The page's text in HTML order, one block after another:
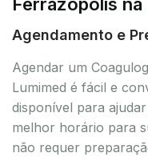
Agendamento e
Agendar um
Lumimed é fácil e
disponível para
melhor horário para
não requer